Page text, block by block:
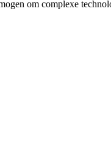
om complexe